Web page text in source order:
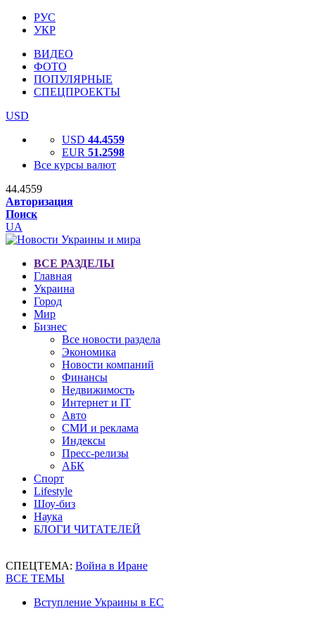
РУС
УКР
ВИДЕО
ФОТО
ПОПУЛЯРНЫЕ
СПЕЦПРОЕКТЫ
USD
USD 44.4559
EUR 51.2598
Все курсы валют
44.4559
Авторизация
Поиск
UA
ВСЕ РАЗДЕЛЫ
Главная
Украина
Город
Мир
Бизнес
Все новости раздела
Экономика
Новости компаний
Финансы
Недвижимость
Интернет и IT
Авто
СМИ и реклама
Индексы
Пресс-релизы
АБК
Спорт
Lifestyle
Шоу-биз
Наука
БЛОГИ ЧИТАТЕЛЕЙ
СПЕЦТЕМА: Война в Иране
ВСЕ ТЕМЫ
Вступление Украины в ЕС